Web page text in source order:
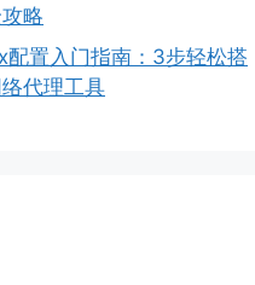
略
置入门指南：3步轻松搭
代理工具